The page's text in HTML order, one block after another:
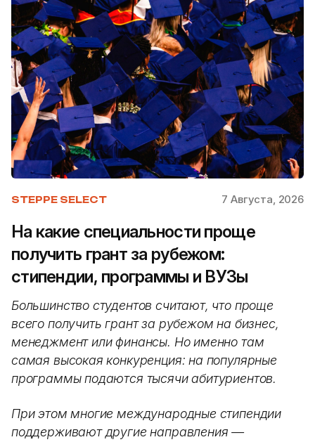
STEPPE SELECT 7 Августа, 2026
На какие специальности проще
получить грант за рубежом:
стипендии, программы и ВУЗы
Большинство студентов считают, что проще
всего получить грант за рубежом на бизнес,
менеджмент или финансы. Но именно там
самая высокая конкуренция: на популярные
программы подаются тысячи абитуриентов.
При этом многие международные стипендии
поддерживают другие направления —